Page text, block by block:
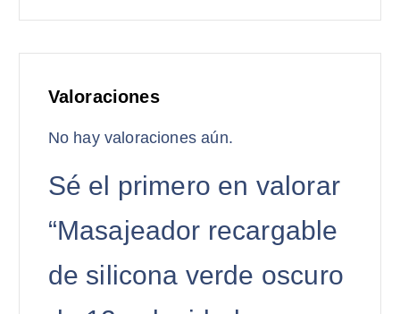
Valoraciones
No hay valoraciones aún.
Sé el primero en valorar
“Masajeador recargable
de silicona verde oscuro